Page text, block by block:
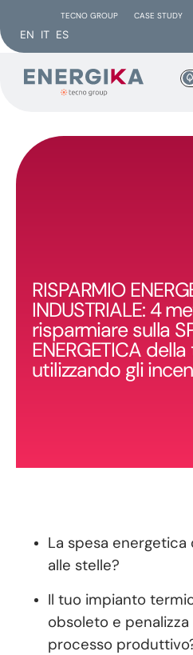
TECNO GROUP CASE STUDY
EN IT ES
RISPARMIO
INDUSTRIALE: 4
risparmiare sulla
ENERGETICA
utilizzando gli
La spesa energetica
alle stelle?
Il tuo impianto
obsoleto e penalizza
processo